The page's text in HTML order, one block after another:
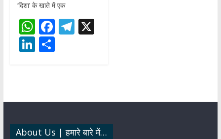
‘दिशा’ के खाते में एक
W
h
at
p
p
F
ac
e
o
k
T
m
X
Li
dI
n
S
About Us | हमारे बारे में…